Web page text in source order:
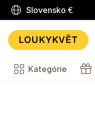
Slovensko €
Kategórie